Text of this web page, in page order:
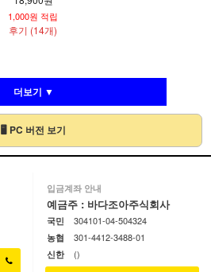
1,000원 적립
후기 (14개)
더보기 ▼
🖥 PC 버전 보기
입금계좌 안내
예금주 : 바다조아주식회사
국민 304101-04-504324
농협 301-4412-3488-01
신한()